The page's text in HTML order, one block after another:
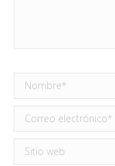
Nombre *
Correo electrónico *
Sitio web